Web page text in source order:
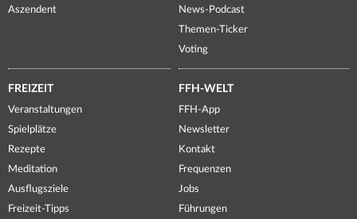
Aszendent
News-Podcast
Themen-Ticker
Voting
FREIZEIT
Veranstaltungen
Spielplätze
Rezepte
Meditation
Ausflugsziele
Freizeit-Tipps
FFH-WELT
FFH-App
Newsletter
Kontakt
Frequenzen
Jobs
Führungen